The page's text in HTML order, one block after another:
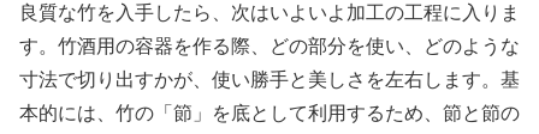
良質な竹を入手したら、次はいよいよ加工の工程に入りま
す。竹酒用の容器を作る際、どの部分を使い、どのような
寸法で切り出すかが、使い勝手と美しさを左右します。基
本的には、竹の「節」を底として利用するため、節と節の